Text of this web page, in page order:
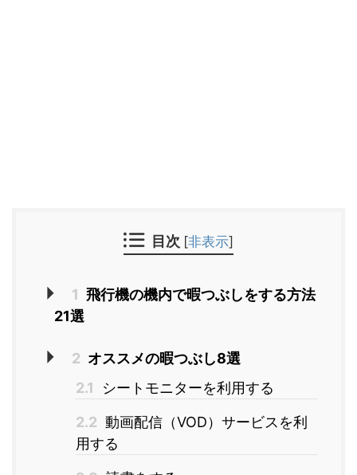
目次 [非表示]
1 飛行機の機内で暇つぶしをする方法
21選
2 オススメの暇つぶし8選
2.1
シートモニターを利用する
2.2 動画配信（VOD）サービスを利
用する